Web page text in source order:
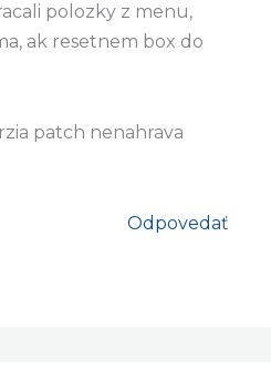
polozky z menu,
ak resetnem box do
patch nenahrava
Odpovedať